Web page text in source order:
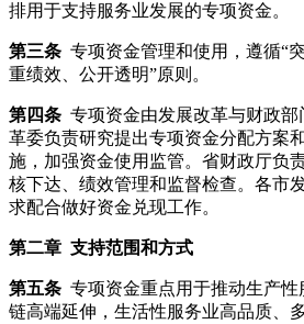
排用于支持服务业发展的专项资金。
第三条 专项资金管理和使用，遵循“
重绩效、公开透明”原则。
第四条 专项资金由发展改革与财政
革委负责研究提出专项资金分配方案
施，加强资金使用监管。省财政厅负
核下达、绩效管理和监督检查。各市
求配合做好资金兑现工作。
第二章 支持范围和方式
第五条 专项资金重点用于推动生产
链高端延伸，生活性服务业高品质、